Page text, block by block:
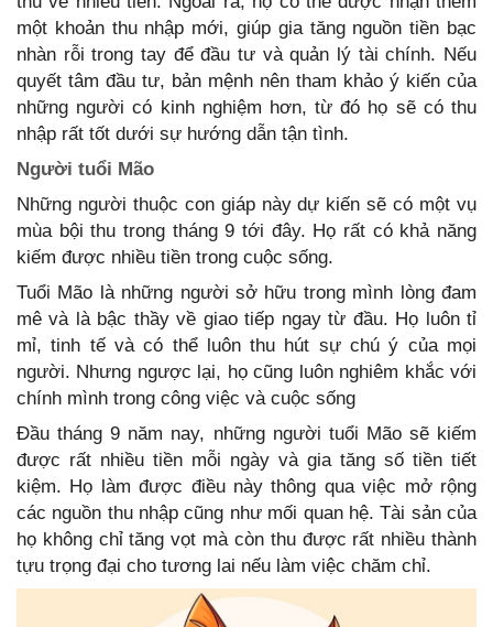
một khoản thu nhập mới, giúp gia tăng nguồn tiền bạc
nhàn rỗi trong tay để đầu tư và quản lý tài chính. Nếu
quyết tâm đầu tư, bản mệnh nên tham khảo ý kiến của
những người có kinh nghiệm hơn, từ đó họ sẽ có thu
mùa bội thu trong tháng 9 tới đây. Họ rất có khả năng
mê và là bậc thầy về giao tiếp ngay từ đầu. Họ luôn tỉ
mỉ, tinh tế và có thể luôn thu hút sự chú ý của mọi
người. Nhưng ngược lại, họ cũng luôn nghiêm khắc với
được rất nhiều tiền mỗi ngày và gia tăng số tiền tiết
kiệm. Họ làm được điều này thông qua việc mở rộng
các nguồn thu nhập cũng như mối quan hệ. Tài sản của
họ không chỉ tăng vọt mà còn thu được rất nhiều thành
tựu trọng đại cho tương lai nếu làm việc chăm chỉ.